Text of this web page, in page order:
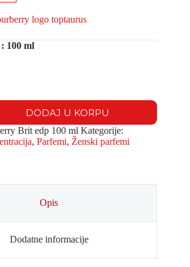
: 100 ml
DODAJ U KORPU
Brit edp 100 ml Kategorije:
, Parfemi, Ženski parfemi
Opis
Dodatne informacije